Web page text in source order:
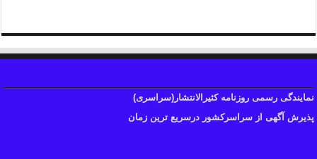
نمایندگی رسمی روزنامه کثیرالانتشار(سراسری)
پذیرش آگهی از سراسرکشور درسریع ترین زمان